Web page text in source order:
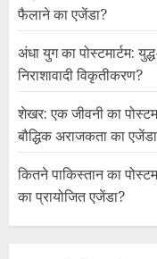
फैलाने का एजेंडा?
अंधा युग का पोस्टमार्टम:
निराशावादी विकृतीकरण?
शेखर: एक जीवनी का
बौद्धिक अराजकता का
कितने पाकिस्तान का
का प्रायोजित एजेंडा?